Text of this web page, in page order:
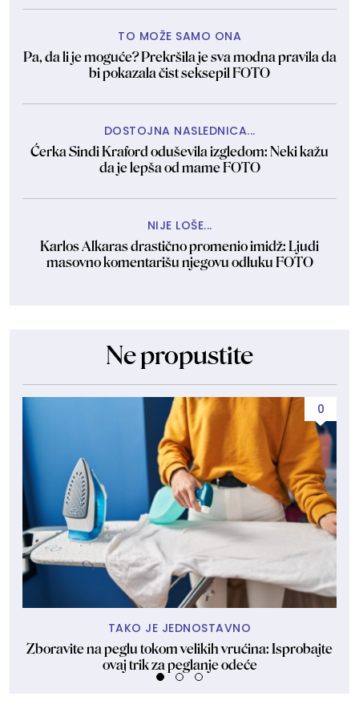
TO MOŽE SAMO ONA
Pa, da li je moguće? Prekršila je sva modna pravila da
bi pokazala čist seksepil FOTO
DOSTOJNA NASLEDNICA...
Ćerka Sindi Kraford oduševila izgledom: Neki kažu
da je lepša od mame FOTO
NIJE LOŠE...
Karlos Alkaras drastično promenio imidž: Ljudi
masovno komentarišu njegovu odluku FOTO
Ne propustite
0
TAKO JE JEDNOSTAVNO
Zboravite na peglu tokom velikih vrućina: Isprobajte
ovaj trik za peglanje odeće